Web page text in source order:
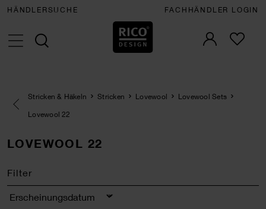
HÄNDLERSUCHE FACHHÄNDLER LOGIN
Eine Kategorie zurück navigieren
Stricken & Häkeln Stricken Lovewool
Lovewool Sets
Lovewool 22
LOVEWOOL 22
Filter
Sortierung